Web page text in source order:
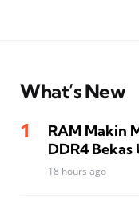
What’s New
RAM Makin
DDR4
18 hours ago